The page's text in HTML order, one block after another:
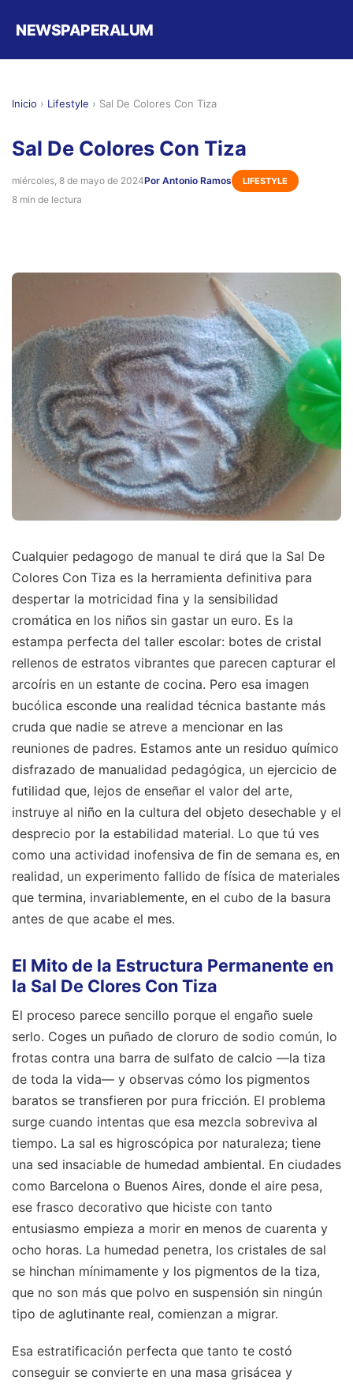
NEWSPAPERALUM
Inicio › Lifestyle › Sal De Colores Con Tiza
Sal De Colores Con Tiza
miércoles, 8 de mayo de 2024Por Antonio Ramos LIFESTYLE
8 min de lectura
Cualquier pedagogo de manual te dirá que la Sal De
Colores Con Tiza es la herramienta definitiva para
despertar la motricidad fina y la sensibilidad
cromática en los niños sin gastar un euro. Es la
estampa perfecta del taller escolar: botes de cristal
rellenos de estratos vibrantes que parecen capturar el
arcoíris en un estante de cocina. Pero esa imagen
bucólica esconde una realidad técnica bastante más
cruda que nadie se atreve a mencionar en las
reuniones de padres. Estamos ante un residuo químico
disfrazado de manualidad pedagógica, un ejercicio de
futilidad que, lejos de enseñar el valor del arte,
instruye al niño en la cultura del objeto desechable y el
desprecio por la estabilidad material. Lo que tú ves
como una actividad inofensiva de fin de semana es, en
realidad, un experimento fallido de física de materiales
que termina, invariablemente, en el cubo de la basura
antes de que acabe el mes.
El Mito de la Estructura Permanente en
la Sal De Clores Con Tiza
El proceso parece sencillo porque el engaño suele
serlo. Coges un puñado de cloruro de sodio común, lo
frotas contra una barra de sulfato de calcio —la tiza
de toda la vida— y observas cómo los pigmentos
baratos se transfieren por pura fricción. El problema
surge cuando intentas que esa mezcla sobreviva al
tiempo. La sal es higroscópica por naturaleza; tiene
una sed insaciable de humedad ambiental. En ciudades
como Barcelona o Buenos Aires, donde el aire pesa,
ese frasco decorativo que hiciste con tanto
entusiasmo empieza a morir en menos de cuarenta y
ocho horas. La humedad penetra, los cristales de sal
se hinchan mínimamente y los pigmentos de la tiza,
que no son más que polvo en suspensión sin ningún
tipo de aglutinante real, comienzan a migrar.
Esa estratificación perfecta que tanto te costó
conseguir se convierte en una masa grisácea y